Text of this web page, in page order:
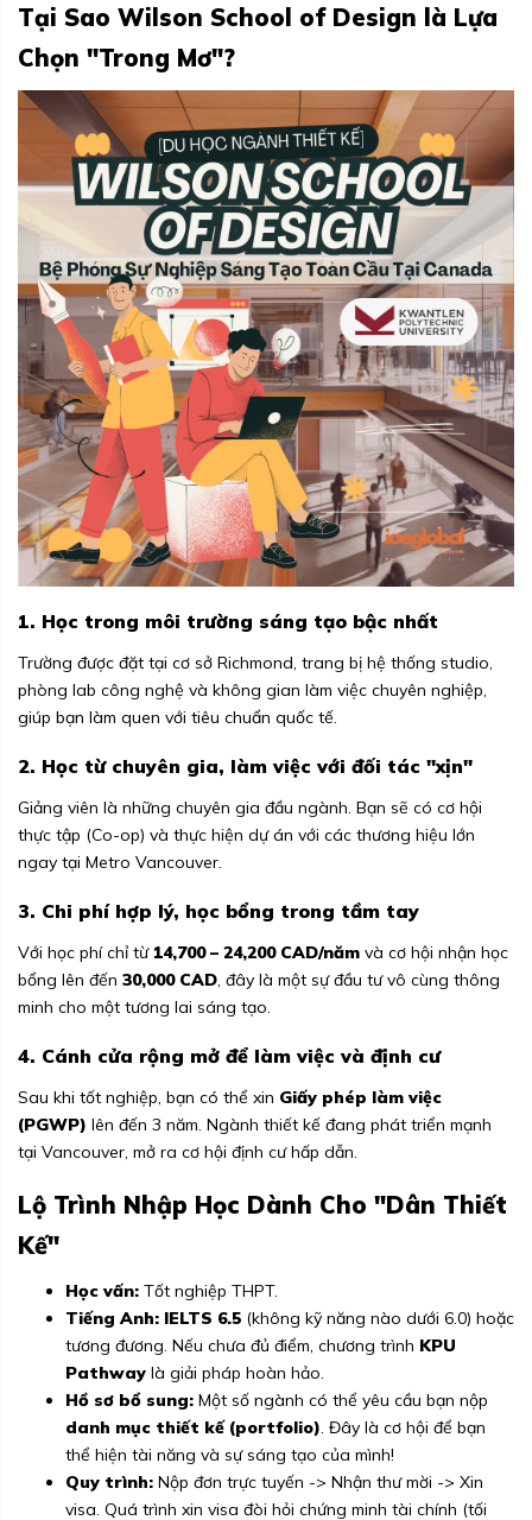
Tại Sao Wilson School of Design là Lựa
Chọn "Trong Mơ"?
1. Học trong môi trường sáng tạo bậc nhất
Trường được đặt tại cơ sở Richmond, trang bị hệ thống studio,
phòng lab công nghệ và không gian làm việc chuyên nghiệp,
giúp bạn làm quen với tiêu chuẩn quốc tế.
2. Học từ chuyên gia, làm việc với đối tác "xịn"
Giảng viên là những chuyên gia đầu ngành. Bạn sẽ có cơ hội
thực tập (Co-op) và thực hiện dự án với các thương hiệu lớn
ngay tại Metro Vancouver.
3. Chi phí hợp lý, học bổng trong tầm tay
Với học phí chỉ từ 14,700 – 24,200 CAD/năm và cơ hội nhận học
bổng lên đến 30,000 CAD, đây là một sự đầu tư vô cùng thông
minh cho một tương lai sáng tạo.
4. Cánh cửa rộng mở để làm việc và định cư
Sau khi tốt nghiệp, bạn có thể xin Giấy phép làm việc
(PGWP) lên đến 3 năm. Ngành thiết kế đang phát triển mạnh
tại Vancouver, mở ra cơ hội định cư hấp dẫn.
Lộ Trình Nhập Học Dành Cho "Dân Thiết
Kế"
Học vấn: Tốt nghiệp THPT.
Tiếng Anh: IELTS 6.5 (không kỹ năng nào dưới 6.0) hoặc
tương đương. Nếu chưa đủ điểm, chương trình KPU
Pathway là giải pháp hoàn hảo.
Hồ sơ bổ sung: Một số ngành có thể yêu cầu bạn nộp
danh mục thiết kế (portfolio). Đây là cơ hội để bạn
thể hiện tài năng và sự sáng tạo của mình!
Quy trình: Nộp đơn trực tuyến -> Nhận thư mời -> Xin
visa. Quá trình xin visa đòi hỏi chứng minh tài chính (tối